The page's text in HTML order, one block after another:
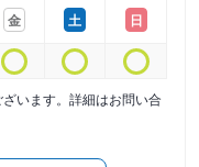
金
土
日
います。詳細はお問い合